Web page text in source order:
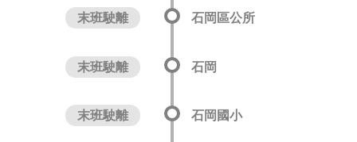
末班駛離 石岡區公所
末班駛離 石岡
末班駛離 石岡國小